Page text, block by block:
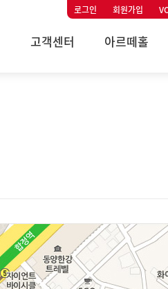
로그인 회원가입
고객센터 아르떼홀